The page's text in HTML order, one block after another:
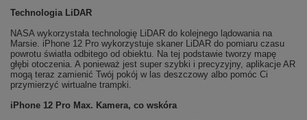
Technologia LiDAR
NASA wykorzystała technologię LiDAR do kolejnego lądowania na
Marsie. iPhone 12 Pro wykorzystuje skaner LiDAR do pomiaru czasu
powrotu światła odbitego od obiektu. Na tej podstawie tworzy mapę
głębi otoczenia. A ponieważ jest super szybki i precyzyjny, aplikacje AR
mogą teraz zamienić Twój pokój w las deszczowy albo pomóc Ci
przymierzyć wirtualne trampki.
iPhone 12 Pro Max. Kamera, co wskóra